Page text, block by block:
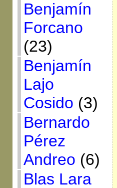
Benjamín
Forcano
(23)
Benjamín
Lajo
Cosido (3)
Bernardo
Pérez
Andreo (6)
Blas Lara